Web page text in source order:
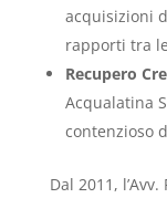
acquisizioni
rapporti tra
Recupero
Acqualatina
contenzioso
Dal 2011,